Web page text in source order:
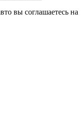
вы соглашаетесь на